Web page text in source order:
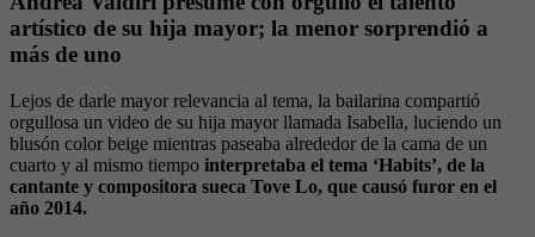
artístico de su hija mayor; la menor sorprendió a
más de uno
Lejos de darle mayor relevancia al tema, la bailarina compartió
orgullosa un video de su hija mayor llamada Isabella, luciendo un
blusón color beige mientras paseaba alrededor de la cama de un
cuarto y al mismo tiempo interpretaba el tema ‘Habits’, de la
cantante y compositora sueca Tove Lo, que causó furor en el
año 2014.